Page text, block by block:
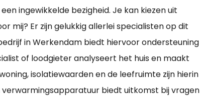
ingewikkelde bezigheid. Je kan kiezen uit
mij? Er zijn gelukkig allerlei specialisten op dit
in Werkendam biedt hiervoor ondersteuning
of loodgieter analyseert het huis en maakt
isolatiewaarden en de leefruimte zijn hierin
biedt uitkomst bij vragen